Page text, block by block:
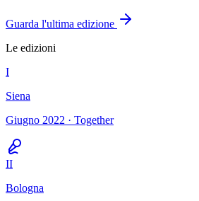
Guarda l'ultima edizione
Le edizioni
I
Siena
Giugno 2022 · Together
II
Bologna